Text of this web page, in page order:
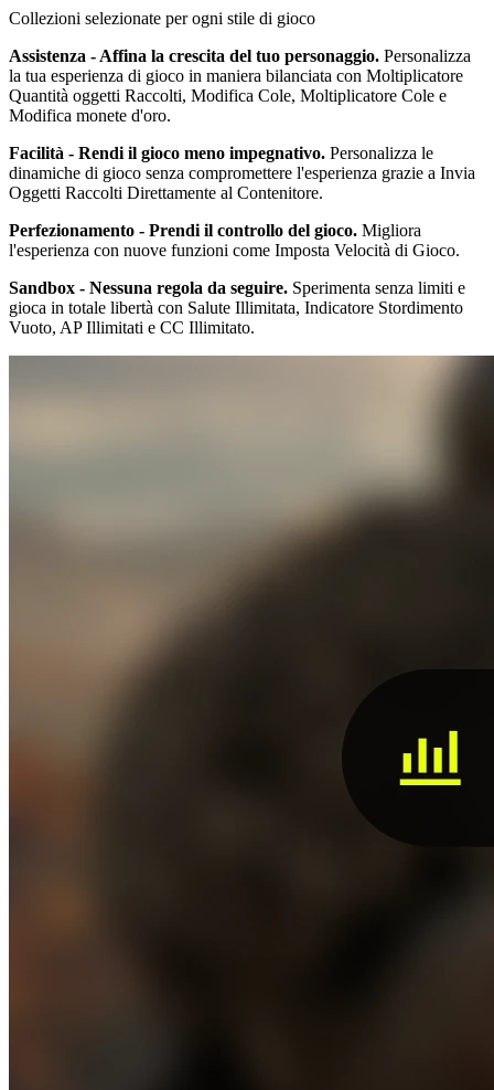
Collezioni selezionate per ogni stile di gioco
Assistenza - Affina la crescita del tuo personaggio. Personalizza
la tua esperienza di gioco in maniera bilanciata con Moltiplicatore
Quantità oggetti Raccolti, Modifica Cole, Moltiplicatore Cole e
Modifica monete d'oro.
Facilità - Rendi il gioco meno impegnativo. Personalizza le
dinamiche di gioco senza compromettere l'esperienza grazie a Invia
Oggetti Raccolti Direttamente al Contenitore.
Perfezionamento - Prendi il controllo del gioco. Migliora
l'esperienza con nuove funzioni come Imposta Velocità di Gioco.
Sandbox - Nessuna regola da seguire. Sperimenta senza limiti e
gioca in totale libertà con Salute Illimitata, Indicatore Stordimento
Vuoto, AP Illimitati e CC Illimitato.